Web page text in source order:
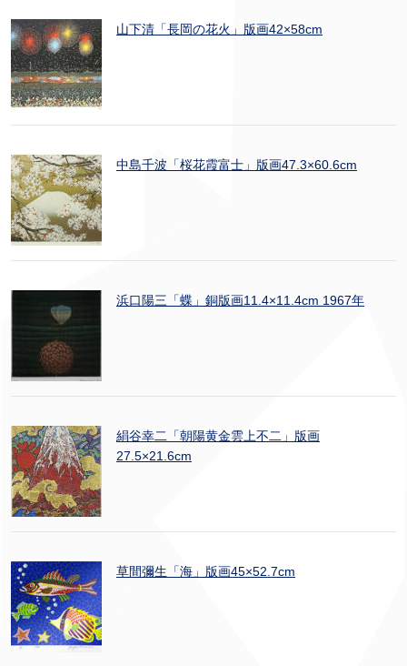
山下清「長岡の花火」版画42×58cm
中島千波「桜花霞富士」版画47.3×60.6cm
浜口陽三「蝶」銅版画11.4×11.4cm 1967年
絹谷幸二「朝陽黄金雲上不二」版画
27.5×21.6cm
草間彌生「海」版画45×52.7cm